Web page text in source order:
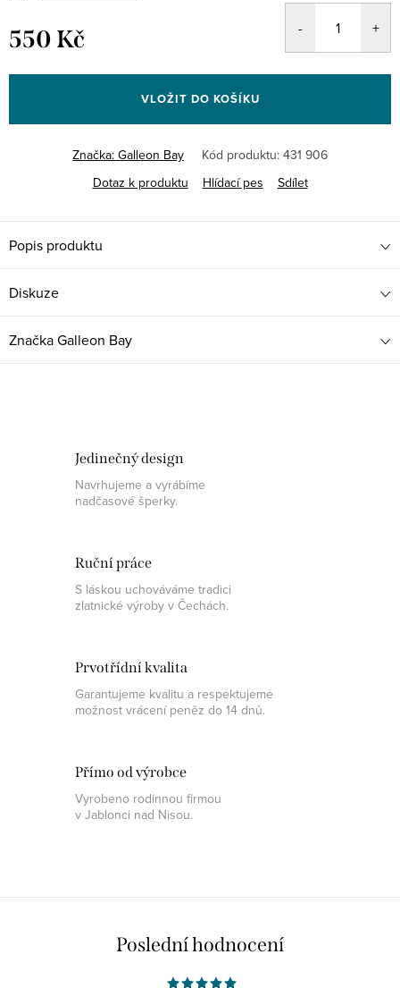
550 Kč
cena:
VLOŽIT DO KOŠÍKU
Značka: Galleon Bay Kód produktu: 431 906
Dotaz k produktu
Hlídací pes Sdílet
Popis produktu
Diskuze
ZnačkaGalleon Bay
Jedinečný design
Navrhujeme a vyrábíme
nadčasové šperky.
Ruční práce
S láskou uchováváme tradici
zlatnické výroby v Čechách.
Prvotřídní kvalita
Garantujeme kvalitu a respektujeme
možnost vrácení peněz do 14 dnů.
Přímo od výrobce
Vyrobeno rodinnou firmou
v Jablonci nad Nisou.
Poslední hodnocení